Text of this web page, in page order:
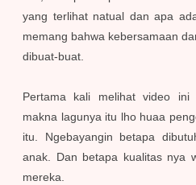
yang terlihat natual dan apa
memang bahwa kebersamaan
dibuat-buat.
Pertama kali melihat video
makna lagunya itu lho huaa
itu. Ngebayangin betapa
anak. Dan betapa kualitas nya
mereka.